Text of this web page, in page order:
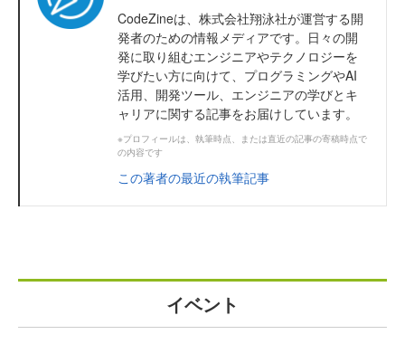
CodeZineは、株式会社翔泳社が運営する開
発者のための情報メディアです。日々の開
発に取り組むエンジニアやテクノロジーを
学びたい方に向けて、プログラミングやAI
活用、開発ツール、エンジニアの学びとキ
ャリアに関する記事をお届けしています。
※プロフィールは、執筆時点、または直近の記事の寄稿時点で
の内容です
この著者の最近の執筆記事
イベント